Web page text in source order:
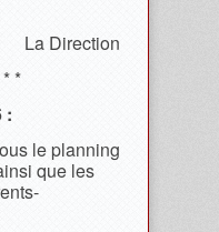
La Direction
*
:
le planning
que les